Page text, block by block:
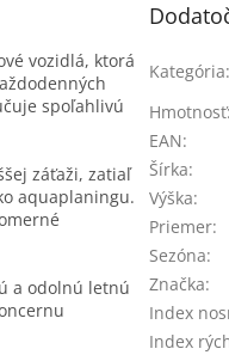
vozidlá, ktorá
spoľahlivú
záťaži, zatiaľ
aquaplaningu.
a odolnú letnú
Kategória:
Hmotnosť:
EAN:
Šírka:
Výška:
Priemer:
Sezóna:
Značka:
Index
Index